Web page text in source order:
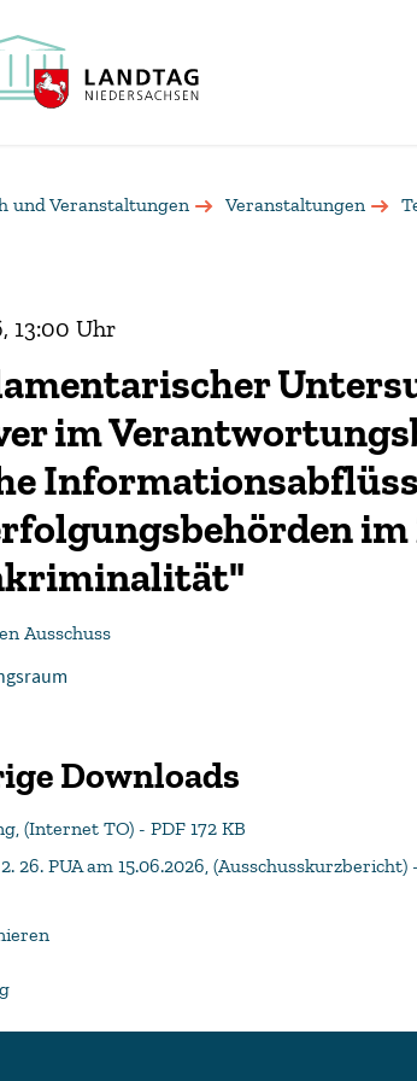
und Veranstaltungen Veranstaltungen
13:00 Uhr
im
Ausschuss
Downloads
(Internet TO) - PDF 172 KB
26. PUA am 15.06.2026, (Ausschusskurzbericht)